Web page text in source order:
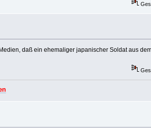
daß ein ehemaliger japanischer Soldat aus